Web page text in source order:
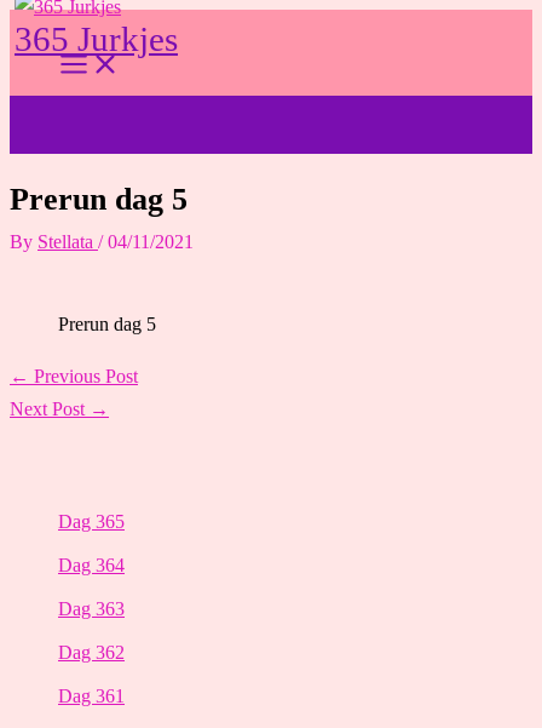
Skip
to
365 Jurkjes
Prerun dag 5
By Stellata /04/11/2021
Prerun dag 5
← Previous Post
Next Post →
Dag 365
Dag 364
Dag 363
Dag 362
Dag 361